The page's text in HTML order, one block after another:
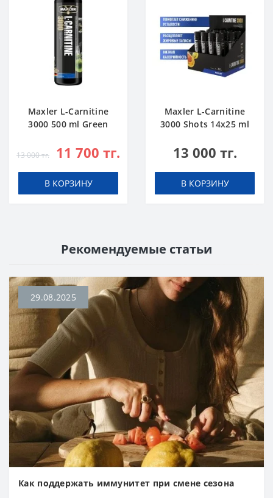
Maxler L-Carnitine
3000 500 ml Green
13 000 тг. 11 700 тг.
В КОРЗИНУ
Maxler L-Carnitine
3000 Shots 14x25 ml
13 000 тг.
В КОРЗИНУ
Рекомендуемые статьи
29.08.2025
Как поддержать иммунитет при смене сезона